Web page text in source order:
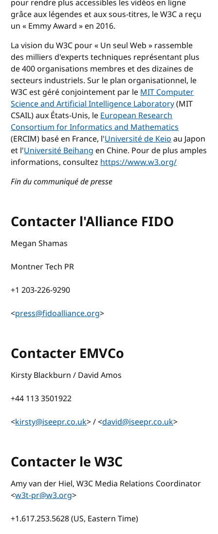
pour rendre plus accessibles les vidéos en ligne
grâce aux légendes et aux sous-titres, le W3C a reçu
un « Emmy Award » en 2016.
La vision du W3C pour « Un seul Web » rassemble
des milliers d'experts techniques représentant plus
de 400 organisations membres et des dizaines de
secteurs industriels. Sur le plan organisationnel, le
W3C est géré conjointement par leMIT Computer
Science and Artificial Intelligence Laboratory(MIT
CSAIL) aux États-Unis, leEuropean Research
Consortium for Informatics and Mathematics
(ERCIM) basé en France, l'Université de Keioau Japon
et l'Université Beihangen Chine. Pour de plus amples
informations, consultezhttps://www.w3.org/
Fin du communiqué de presse
Contacter l'Alliance FIDO
Megan Shamas
Montner Tech PR
+1 203-226-9290
<press@fidoalliance.org>
Contacter EMVCo
Kirsty Blackburn / David Amos
+44 113 3501922
<kirsty@iseepr.co.uk> / <david@iseepr.co.uk>
Contacter le W3C
Amy van der Hiel, W3C Media Relations Coordinator
<w3t-pr@w3.org>
+1.617.253.5628 (US, Eastern Time)